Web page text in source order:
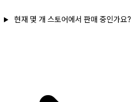
현재 몇 개 스토어에서 판매 중인가요?